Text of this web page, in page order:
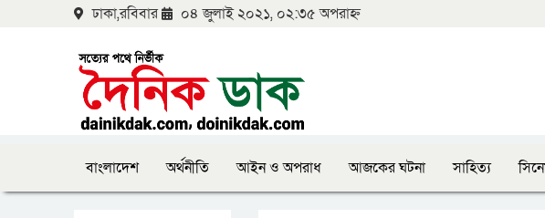
ঢাকা,রবিবার ০৪ জুলাই ২০২১, ০২:৩৫ অপরাহ্ন
বাংলাদেশ অর্থনীতি আইন ও অপরাধ আজকের ঘটনা সাহিত্য